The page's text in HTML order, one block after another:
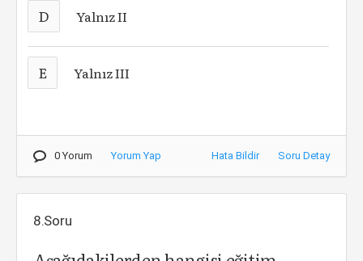
D Yalnız II
E Yalnız III
0 Yorum Yorum Yap Hata Bildir Soru Detay
8.Soru